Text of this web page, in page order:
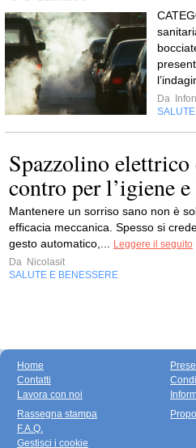
Da
Spazzolino elettrico
contro per l’igiene
Mantenere un sorriso sano non è
efficacia meccanica. Spesso si
gesto automatico,...
Leggere il seguito
Da Nicolasit
SALUTE E BENESSERE
Home
Contatti
Lavora con noi
Rassegna stampa
F.A.Q.
Gestisci i cookie